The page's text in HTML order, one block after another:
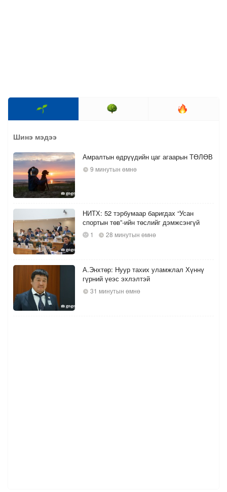
Шинэ мэдээ
Амралтын өдрүүдийн цаг агаарын ТӨЛӨВ
9 минутын өмнө
НИТХ: 52 тэрбумаар баригдах “Усан
спортын төв”-ийн төслийг дэмжсэнгүй
1 28 минутын өмнө
А.Энхтөр: Нуур тахих уламжлал Хүннү
гүрний үеэс эхлэлтэй
31 минутын өмнө